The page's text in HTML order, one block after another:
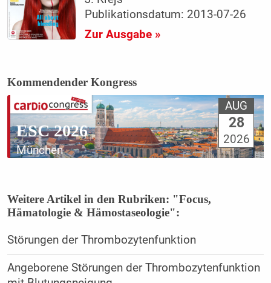
Publikationsdatum: 2013-07-26
Zur Ausgabe »
Kommendender Kongress
ESC 2026
München
AUG
28
2026
Weitere Artikel in den Rubriken: "Focus,
Hämatologie & Hämostaseologie":
Störungen der Thrombozytenfunktion
Angeborene Störungen der Thrombozytenfunktion